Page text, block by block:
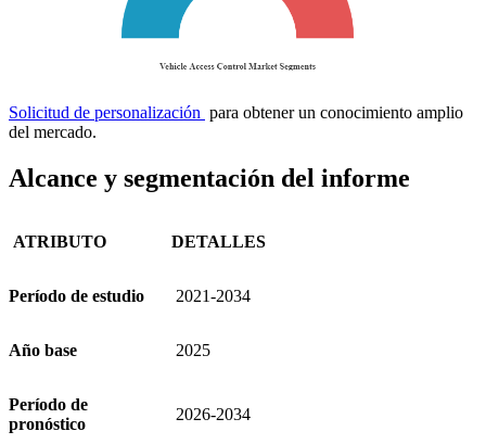
Solicitud de personalización para obtener un conocimiento amplio
del mercado.
Alcance y segmentación del informe
ATRIBUTO DETALLES
Período de estudio 2021-2034
Año base 2025
Período de
pronóstico
2026-2034